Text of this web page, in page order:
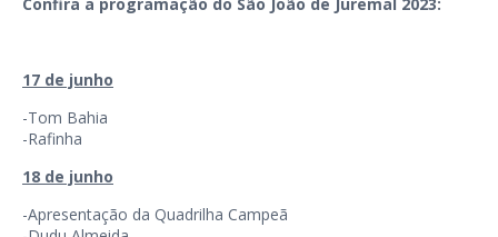
17 de junho
-Tom Bahia
-Rafinha
18 de junho
-Apresentação da Quadrilha Campeã